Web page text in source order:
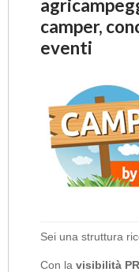
camper,
eventi
Sei una struttura
Con la visibilità